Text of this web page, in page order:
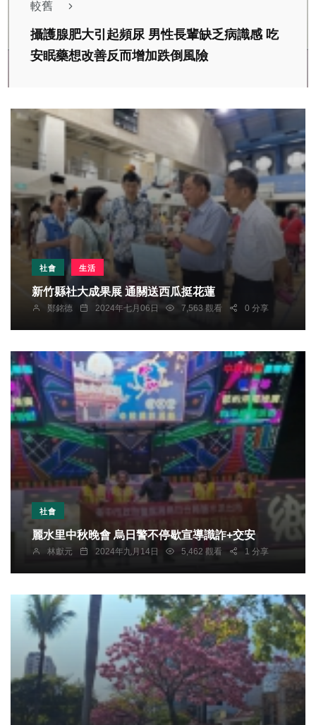
較舊
攝護腺肥大引起頻尿 男性長輩缺乏病識感 吃
安眠藥想改善反而增加跌倒風險
社會 生活
新竹縣社大成果展 通關送西瓜挺花蓮
鄭銘德 2024年七月06日 7,563 觀看 0 分享
社會
麗水里中秋晚會 烏日警不停歇宣導識詐+交安
林獻元 2024年九月14日 5,462 觀看 1 分享